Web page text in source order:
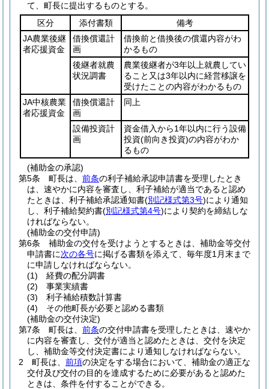
て、町長に提出するものとする。
区分
添付書類
備考
JA農業後継
者応援資金
借換償還計
画
借換前と借換後の償還内容がわ
かるもの
後継者就農
状況調書
農業後継者が3年以上就農してい
ること又は3年以内に経営移譲を
受けたことの内容がわかるもの
JA中核農業
者応援資金
借換償還計
画
同上
設備投資計
画
資金借入から1年以内に行う設備
投資(前向き投資)の内容がわか
るもの
(補助金の承認)
第5条
町長は、 前条の利子補給承認申請書を受理したとき
は、速やかに内容を審査し、利子補給が適当であると認め
たときは、利子補給承認通知書(別記様式第3号)により通知
し、利子補給契約書(別記様式第4号)により契約を締結しな
ければならない。
(補助金の交付申請)
第6条
補助金の交付を受けようとするときは、補助金等交付
申請書に次の各号に掲げる書類を添えて、毎年度1月末まで
に申請しなければならない。
(1)
経費の配分調書
(2)
事業実績書
(3)
利子補給積数計算書
(4)
その他町長が必要と認める書類
(補助金の交付決定)
第7条
町長は、 前条の交付申請書を受理したときは、速やか
に内容を審査し、交付が適当と認めたときは、交付を決定
し、補助金等交付決定書により通知しなければならない。
2
町長は、 前項の決定をする場合において、補助金の適正な
交付及び交付の目的を達成するために必要があると認めた
ときは、条件を付することができる。